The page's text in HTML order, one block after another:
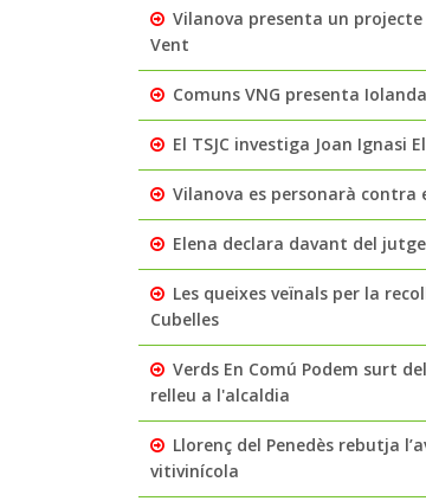
Vilanova presenta un
Vent
Comuns VNG presenta
El TSJC investiga Joan
Vilanova es personarà
Elena declara davant del
Les queixes veïnals per la
Cubelles
Verds En Comú Podem surt
relleu a l'alcaldia
Llorenç del Penedès rebutja
vitivinícola